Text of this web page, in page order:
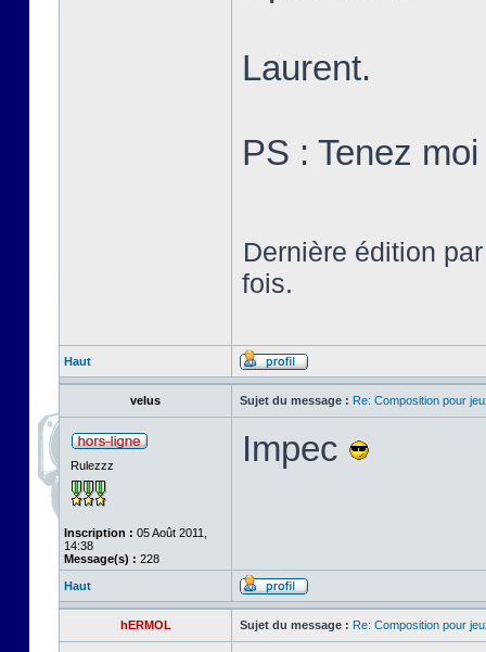
Laurent.
PS : Tenez
Dernière édition
fois.
Haut
velus Sujet du message : Re: Composition pour
Rulezzz
Inscription : 05 Août 2011,
14:38
Message(s) : 228
Impec
Haut
hERMOL Sujet du message : Re: Composition pour